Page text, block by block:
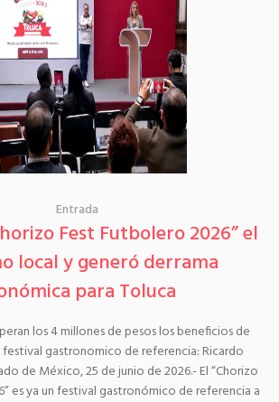
Entrada
Fest Futbolero 2026” el
local y generó derrama
para Toluca
los 4 millones de pesos los beneficios de
festival gastronomico de referencia: Ricardo
de México, 25 de junio de 2026.- El “Chorizo
es ya un festival gastronómico de referencia a